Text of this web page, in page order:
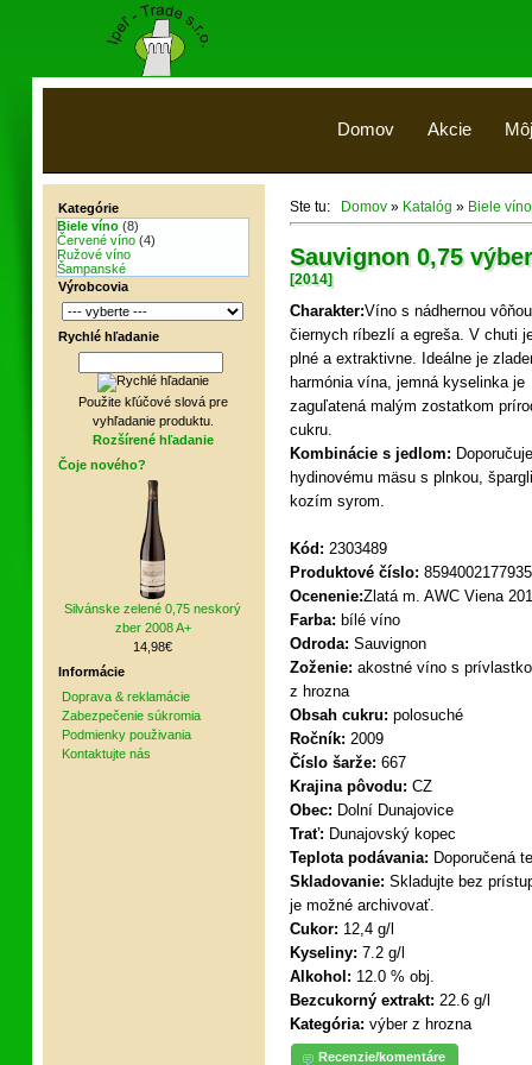
Domov Akcie
Ste tu: Domov » Katalóg » Biele víno
Sauvignon 0,75
[2014]
Charakter:Víno s nádhernou vôňou
čiernych ríbezlí a egreša. V chuti
plné a extraktivne. Ideálne je
harmónia vína, jemná kyselinka je
zaguľatená malým zostatkom
cukru.
Kombinácie s jedlom:
hydinovému mäsu s plnkou,
kozím syrom.
Kód: 2303489
Produktové číslo: 8594002177935
Ocenenie:Zlatá m. AWC Viena
Farba: bílé víno
Odroda: Sauvignon
Zoženie: akostné víno s
z hrozna
Obsah cukru: polosuché
Ročník: 2009
Číslo šarže: 667
Krajina pôvodu: CZ
Obec: Dolní Dunajovice
Trať: Dunajovský kopec
Teplota podávania: Doporučená
Skladovanie: Skladujte bez
je možné archivovať.
Cukor: 12,4 g/l
Kyseliny: 7.2 g/l
Alkohol: 12.0 % obj.
Bezcukorný extrakt: 22.6 g/l
Kategória: výber z hrozna
Recenzie/komentáre
Kategórie
Biele víno (8)
Červené víno (4)
Ružové víno
Šampanské
Výrobcovia
Rychlé hľadanie
Použite kľúčové slová pre
vyhľadanie produktu.
Rozšírené hľadanie
Čoje nového?
Silvánske zelené 0,75 neskorý
zber 2008 A+
14,98€
Informácie
Doprava & reklamácie
Zabezpečenie súkromia
Podmienky použivania
Kontaktujte nás